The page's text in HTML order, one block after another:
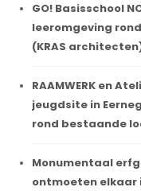
GO! Basisschool
leeromgeving
(KRAS
RAAMWERK en
jeugdsite in
rond bestaande
Monumentaal
ontmoeten elkaar